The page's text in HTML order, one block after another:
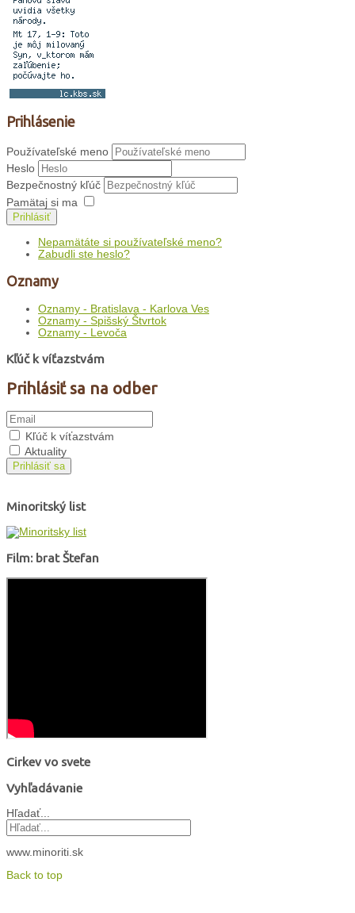
Prihlásenie
Používateľské meno
Heslo
Bezpečnostný kľúč
Pamätaj si ma
Prihlásiť
Nepamätáte si používateľské meno?
Zabudli ste heslo?
Oznamy
Oznamy - Bratislava - Karlova Ves
Oznamy - Spišský Štvrtok
Oznamy - Levoča
Kľúč k víťazstvám
Prihlásiť sa na odber
Kľúč k víťazstvám
Aktuality
Prihlásiť sa
Minoritský list
Film: brat Štefan
Cirkev vo svete
Vyhľadávanie
Hľadať...
www.minoriti.sk
Back to top